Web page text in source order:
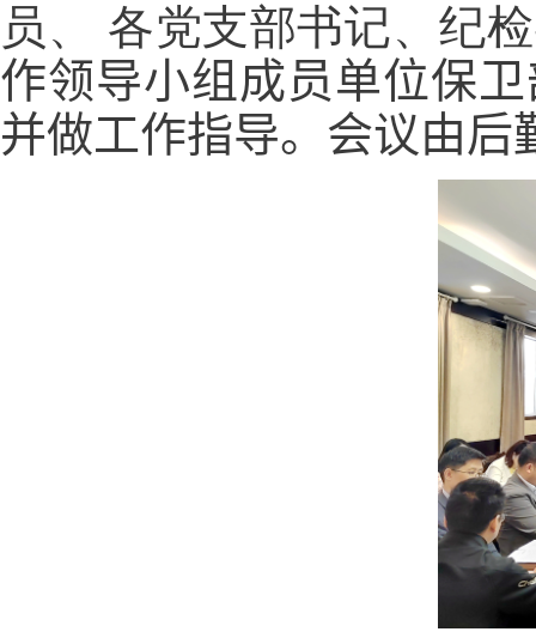
员、 各党支部书记、纪
作领导小组成员单位保
并做工作指导。会议由